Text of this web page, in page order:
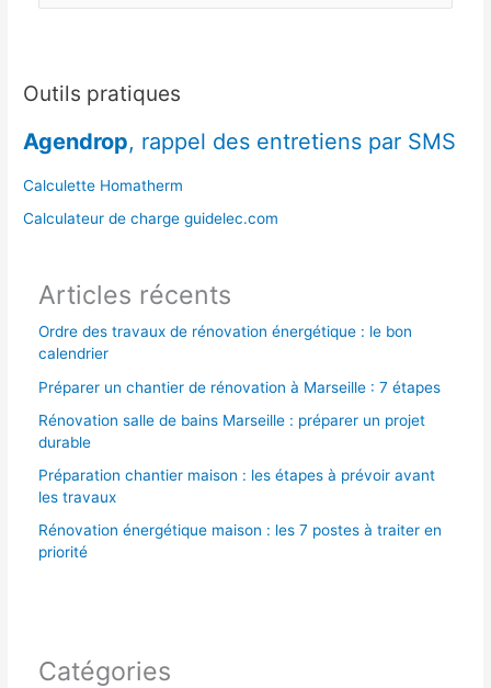
e
c
h
:
Outils pratiques
Agendrop, rappel des entretiens par SMS
Calculette Homatherm
Calculateur de charge guidelec.com
Articles récents
Ordre des travaux de rénovation énergétique : le bon
calendrier
Préparer un chantier de rénovation à Marseille : 7 étapes
Rénovation salle de bains Marseille : préparer un projet
durable
Préparation chantier maison : les étapes à prévoir avant
les travaux
Rénovation énergétique maison : les 7 postes à traiter en
priorité
Catégories